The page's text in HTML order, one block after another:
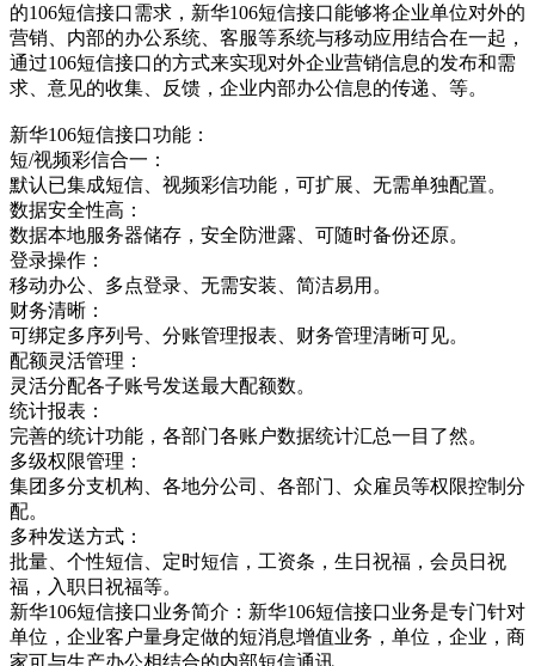
的106短信接口需求，新华106短信接口能够将企业单位对外的
营销、内部的办公系统、客服等系统与移动应用结合在一起，
通过106短信接口的方式来实现对外企业营销信息的发布和需
求、意见的收集、反馈，企业内部办公信息的传递、等。
新华106短信接口功能：
短/视频彩信合一：
默认已集成短信、视频彩信功能，可扩展、无需单独配置。
数据安全性高：
数据本地服务器储存，安全防泄露、可随时备份还原。
登录操作：
移动办公、多点登录、无需安装、简洁易用。
财务清晰：
可绑定多序列号、分账管理报表、财务管理清晰可见。
配额灵活管理：
灵活分配各子账号发送最大配额数。
统计报表：
完善的统计功能，各部门各账户数据统计汇总一目了然。
多级权限管理：
集团多分支机构、各地分公司、各部门、众雇员等权限控制分
配。
多种发送方式：
批量、个性短信、定时短信，工资条，生日祝福，会员日祝
福，入职日祝福等。
新华106短信接口业务简介：新华106短信接口业务是专门针对
单位，企业客户量身定做的短消息增值业务，单位，企业，商
家可与生产办公相结合的内部短信通讯，